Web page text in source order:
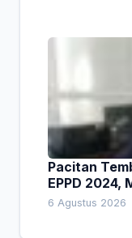
Pacitan
EPPD 2024,
6 Agustus 2026